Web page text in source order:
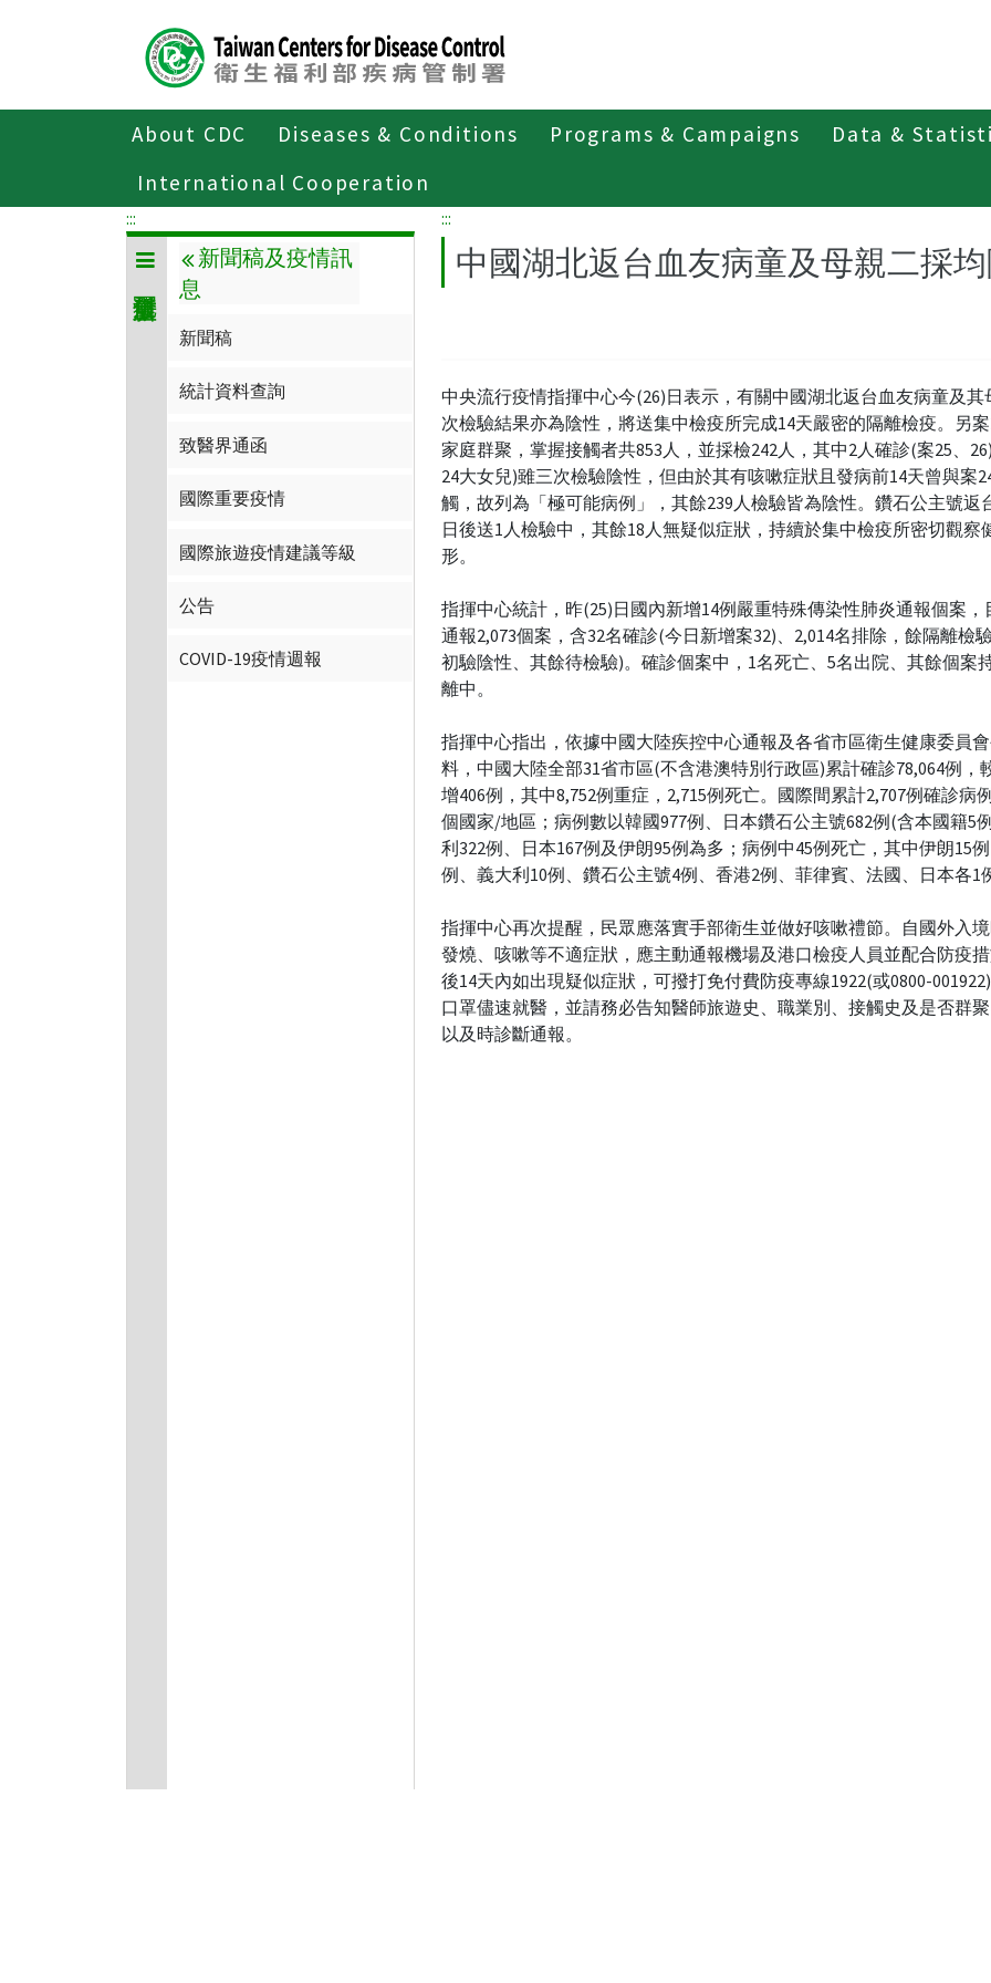
About CDC Diseases & Conditions Programs & Campaigns
Data &
International Cooperation
傳染病與防疫專題
:::
新聞稿及疫情訊
息
新聞稿
統計資料查詢
致醫界通函
國際重要疫情
國際旅遊疫情建議等級
公告
COVID-19疫情週報
:::
中國湖北返台血友病童及母親二採
中央流行疫情指揮中心今(26)日表示，有關中國湖北返台血友病童及其
次檢驗結果亦為陰性，將送集中檢疫所完成14天嚴密的隔離檢疫。另
家庭群聚，掌握接觸者共853人，並採檢242人，其中2人確診(案25、
24大女兒)雖三次檢驗陰性，但由於其有咳嗽症狀且發病前14天曾與案
觸，故列為「極可能病例」，其餘239人檢驗皆為陰性。鑽石公主號返
日後送1人檢驗中，其餘18人無疑似症狀，持續於集中檢疫所密切觀察
形。
指揮中心統計，昨(25)日國內新增14例嚴重特殊傳染性肺炎通報個案，
通報2,073個案，含32名確診(今日新增案32)、2,014名排除，餘隔離檢
初驗陰性、其餘待檢驗)。確診個案中，1名死亡、5名出院、其餘個案
離中。
指揮中心指出，依據中國大陸疾控中心通報及各省市區衛生健康委員
料，中國大陸全部31省市區(不含港澳特別行政區)累計確診78,064例，
增406例，其中8,752例重症，2,715例死亡。國際間累計2,707例確診病
個國家/地區；病例數以韓國977例、日本鑽石公主號682例(含本國籍5
利322例、日本167例及伊朗95例為多；病例中45例死亡，其中伊朗15
例、義大利10例、鑽石公主號4例、香港2例、菲律賓、法國、日本各1
指揮中心再次提醒，民眾應落實手部衛生並做好咳嗽禮節。自國外入
發燒、咳嗽等不適症狀，應主動通報機場及港口檢疫人員並配合防疫
後14天內如出現疑似症狀，可撥打免付費防疫專線1922(或0800-
口罩儘速就醫，並請務必告知醫師旅遊史、職業別、接觸史及是否群聚
以及時診斷通報。